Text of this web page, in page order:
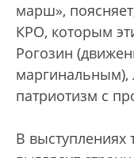
марш»,
КРО, которым
Рогозин
патриотизм с
В выступлениях